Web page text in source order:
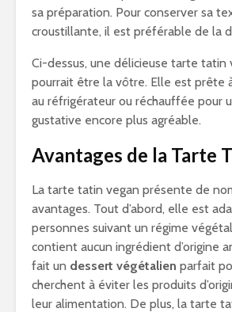
sa préparation. Pour conserver sa
croustillante, il est préférable de la
Ci-dessus, une délicieuse tarte tatin
pourrait être la vôtre. Elle est prête
au réfrigérateur ou réchauffée pour
gustative encore plus agréable.
Avantages de la Tarte
La tarte tatin vegan présente de
avantages. Tout d’abord, elle est
personnes suivant un régime
contient aucun ingrédient d’origine
fait un dessert végétalien parfait
cherchent à éviter les produits
leur alimentation. De plus, la tarte